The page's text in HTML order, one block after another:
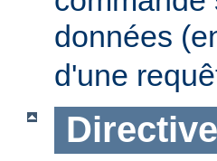
données
d'une
Directive